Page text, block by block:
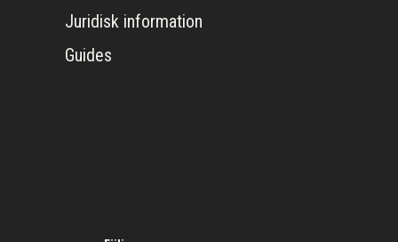
Juridisk information
Guides